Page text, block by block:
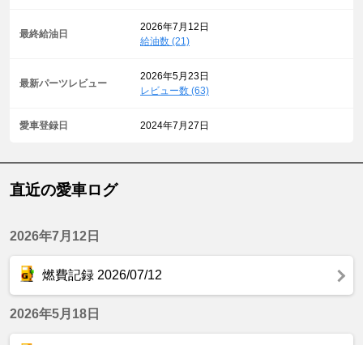
最終給油日
2026年7月12日
給油数 (21)
最新パーツレビュー
2026年5月23日
レビュー数 (63)
愛車登録日 2024年7月27日
直近の愛車ログ
2026年7月12日
燃費記録 2026/07/12
2026年5月18日